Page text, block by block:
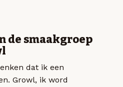
de smaakgroep
dat ik een
Growl, ik word